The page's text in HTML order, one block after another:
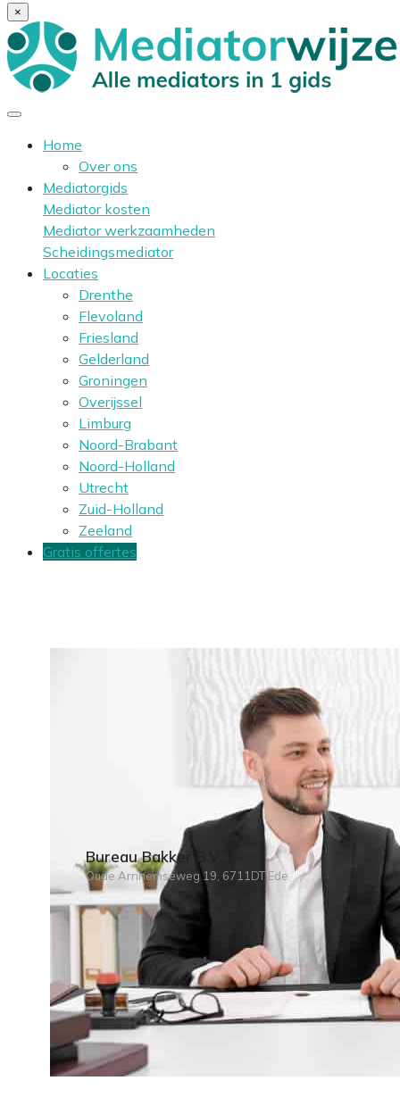
×
Home
Over ons
Mediatorgids
Mediator kosten
Mediator werkzaamheden
Scheidingsmediator
Locaties
Drenthe
Flevoland
Friesland
Gelderland
Groningen
Overijssel
Limburg
Noord-Brabant
Noord-Holland
Utrecht
Zuid-Holland
Zeeland
Gratis offertes
Bureau Bakker B.V.
Oude Arnhemseweg 19, 6711DT Ede